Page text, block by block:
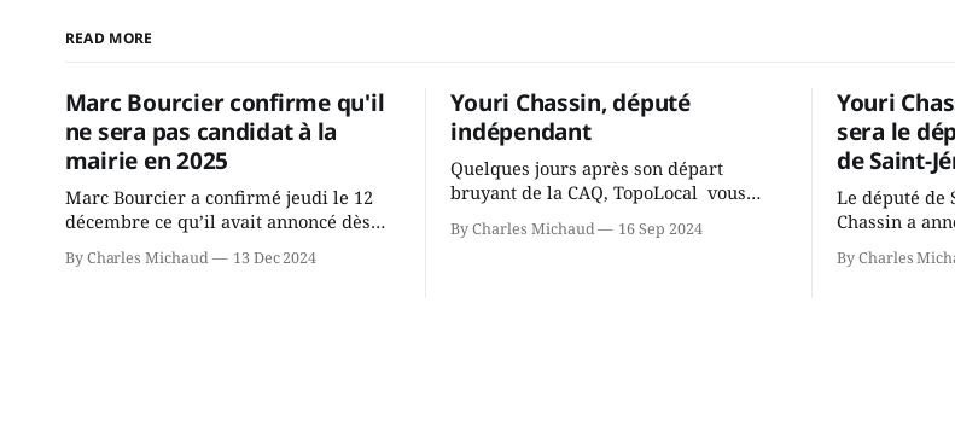
READ MORE
Marc Bourcier confirme qu'il
ne sera pas candidat à la
mairie en 2025
Marc Bourcier a confirmé jeudi le 12
décembre ce qu’il avait annoncé dès
2021: il ne sollicitera pas de deuxième
mandat à titre de maire de Saint-
By Charles Michaud 13 Dec 2024
Youri Chassin, député
indépendant
Quelques jours après son départ
bruyant de la CAQ, TopoLocal vous
présente une conversation avec Youri
Chassin. Nous avons causé de sa
By Charles Michaud 16 Sep 2024
Youri
sera le
de Saint-
Le député de
Chassin a
septembre
Coalition
By Charles